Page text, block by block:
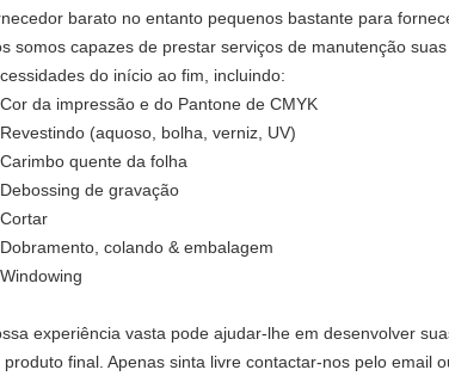
barato no entanto pequenos bastante para
somos capazes de prestar serviços de manutenção
do início ao fim, incluindo:
da impressão e do Pantone de CMYK
(aquoso, bolha, verniz, UV)
quente da folha
de gravação
colando & embalagem
experiência vasta pode ajudar-lhe em desenvolver
produto final. Apenas sinta livre contactar-nos pelo email